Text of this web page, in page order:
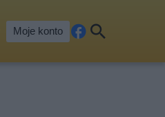
Moje konto
cebkaj